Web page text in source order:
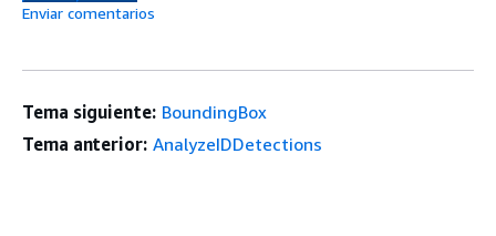
Enviar comentarios
Tema siguiente: BoundingBox
Tema anterior: AnalyzeIDDetections